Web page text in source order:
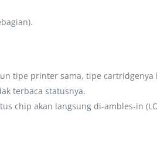
tipe printer sama, tipe cartridgenya
terbaca statusnya.
chip akan langsung di-ambles-in